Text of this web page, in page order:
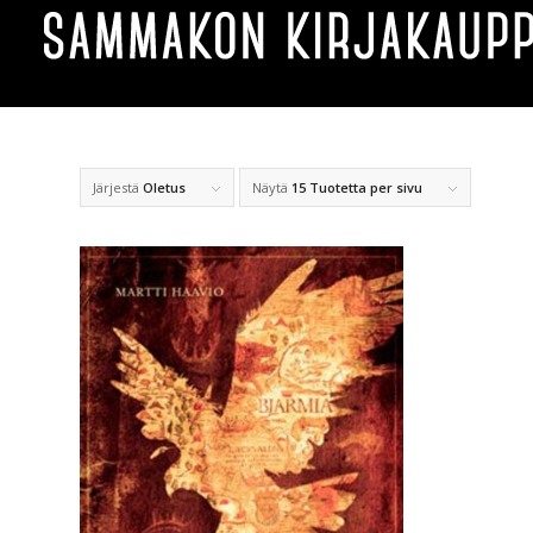
Järjestä Oletus Näytä 15 Tuotetta per sivu